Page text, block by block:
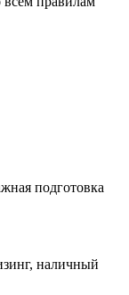
подготовка
наличный